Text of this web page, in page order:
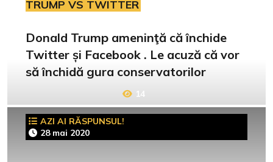
TRUMP VS TWITTER
Donald Trump ameninţă că închide
Twitter și Facebook . Le acuză că vor
să închidă gura conservatorilor
14
AZI AI RĂSPUNSUL!
28 mai 2020